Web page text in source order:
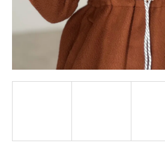
j
?
HĽADAŤ